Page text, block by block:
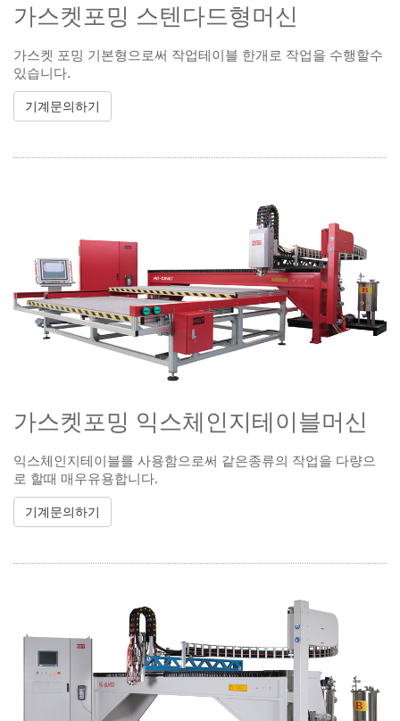
가스켓포밍 스텐다드형머신
가스켓 포밍 기본형으로써 작업테이블 한개로 작업을 수행할수
있습니다.
기계문의하기
가스켓포밍 익스체인지테이블머신
익스체인지테이블를 사용함으로써 같은종류의 작업을 다량으
로 할때 매우유용합니다.
기계문의하기